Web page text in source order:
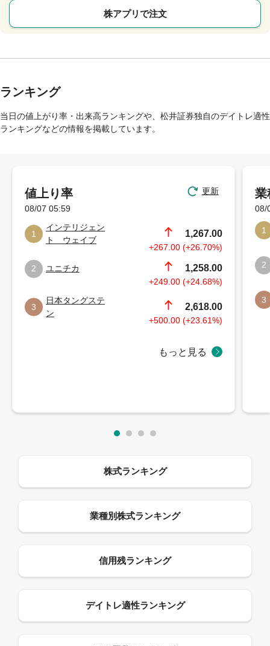
株アプリで注文
ランキング
当日の値上がり率・出来高ランキングや、松井証券独自のデイトレ適性
ランキングなどの情報を掲載しています。